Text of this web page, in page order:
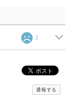
2
通報する